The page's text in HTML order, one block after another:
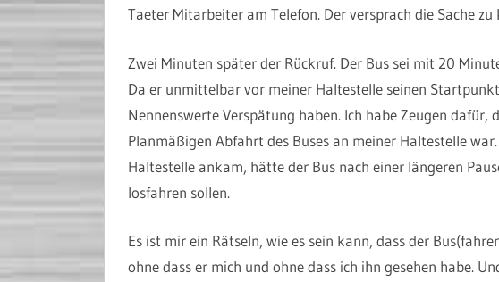
Taeter Mitarbeiter am Telefon. Der versprach die Sache
Zwei Minuten später der Rückruf. Der Bus sei mit 20
Da er unmittelbar vor meiner Haltestelle seinen
Nennenswerte Verspätung haben. Ich habe Zeugen dafür,
Planmäßigen Abfahrt des Buses an meiner Haltestelle
Haltestelle ankam, hätte der Bus nach einer längeren
losfahren sollen.
Es ist mir ein Rätseln, wie es sein kann, dass der
ohne dass er mich und ohne dass ich ihn gesehen habe.